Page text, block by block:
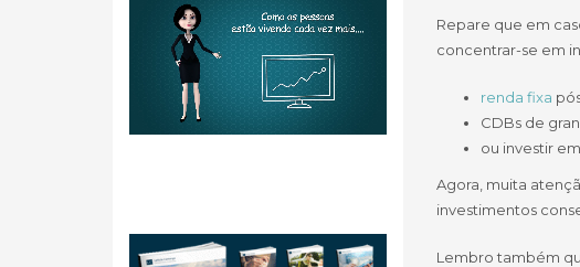
Repare que em
concentrar-se em
renda fixa
CDBs de
ou investir
Agora, muita
investimentos
Lembro também